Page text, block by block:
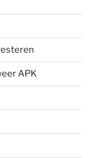
APK